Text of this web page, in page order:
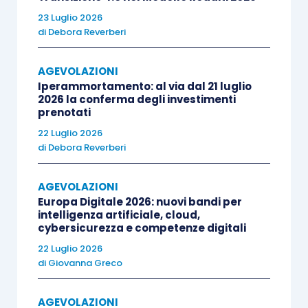
beni,costo che non comprende le spese di
manutenzione.
L’ emendamento prevede poi la possibilità di
cumulo del credito d’imposta con gli aiuti in
regimede minimis
cumulo viene concesso entro il limite
consentiti dalle regole Ue.
Infine, se i beni oggetto dell’agevolazione non
entrano in funzione
23 Luglio 2026
di Debora Reverberi
AGEVOLAZIONI
Iperammortamento: al via dal 21 luglio
2026 la conferma degli investimenti
prenotati
22 Luglio 2026
di Debora Reverberi
AGEVOLAZIONI
Europa Digitale 2026: nuovi bandi per
intelligenza artificiale, cloud,
cybersicurezza e competenze digitali
22 Luglio 2026
di Giovanna Greco
AGEVOLAZIONI